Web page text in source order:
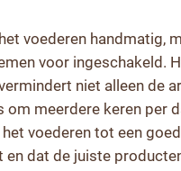
voederen handmatig,
voor ingeschakeld.
niet alleen de
om meerdere keren per
voederen tot een
en dat de juiste